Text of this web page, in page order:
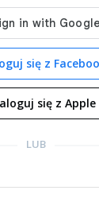
się z
się z Apple
LUB